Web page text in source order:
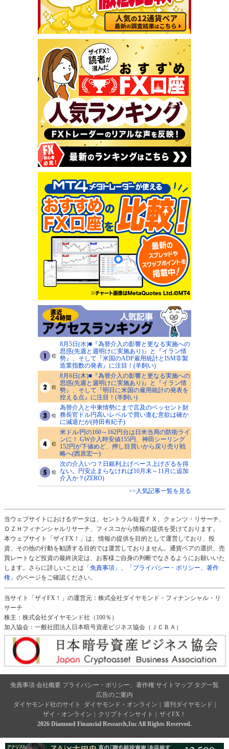
8月5日(水)■『為替介入の影響と更なる実施への
思惑(先週と週明けに実施あり)』と『イラン情
勢』、そして『米国のADP雇用統計とISM非製
造業指数の発表』に注目！(羊飼い)
8月6日(木)■『為替介入の影響と更なる実施への
思惑(先週と週明けに実施あり)』と『イラン情
勢』、そして『明日に米国の雇用統計の発表を
控える点』に注目！(羊飼い)
為替介入と中東情勢にまで言及のベッセント財
務長官ドル円高いレベルで買い進む意欲は確か
に減退だが(持田有紀子)
米ドル/円の160～162円台は日米当局の防衛ライ
ンに！ GW介入時安値155円、神田シーリング
152円が下値めど、押し目買いから戻り売り戦
略へ(西原宏一)
次の介入いつ？日銀利上げペース上げざるを得
ない。円安止まらなければ10月末～11月に追加
介入か？(ZERO)
>>人気記事一覧を見る
当ウェブサイトにおけるデータは、セントラル短資ＦＸ、クォンツ・リサーチ、
ＤＺＨフィナンシャルリサーチ、フィスコから情報の提供を受けております。
本ウェブサイト「ザイFX！」は、情報の提供を目的として運営しており、投
資、その他の行動を勧誘する目的では運営しておりません。通貨ペアの選択、売
買レートなど投資の最終決定は、お客様ご自身の判断でなさるようにお願いいた
します。さらに詳しいことは 「免責事項」 、
「プライバシー・ポリシー、著作
権」 のページをご確認ください。
当サイト「ザイFX！」の運営元：株式会社ダイヤモンド・フィナンシャル・リ
サーチ
株主：株式会社ダイヤモンド社（100％）
加入協会：一般社団法人日本暗号資産ビジネス協会（ＪＣＢＡ）
免責事項 会社概要 プライバシー・ポリシー、著作権 サイトマップ タグ一覧
広告のご案内
ダイヤモンド社のサイト
ダイヤモンド・オンライン | 週刊ダイヤモンド |
ザイ・オンライン | クリプトインサイト | ザイFX！
2026 Diamond Financial Research,Inc All Rights Reserved.